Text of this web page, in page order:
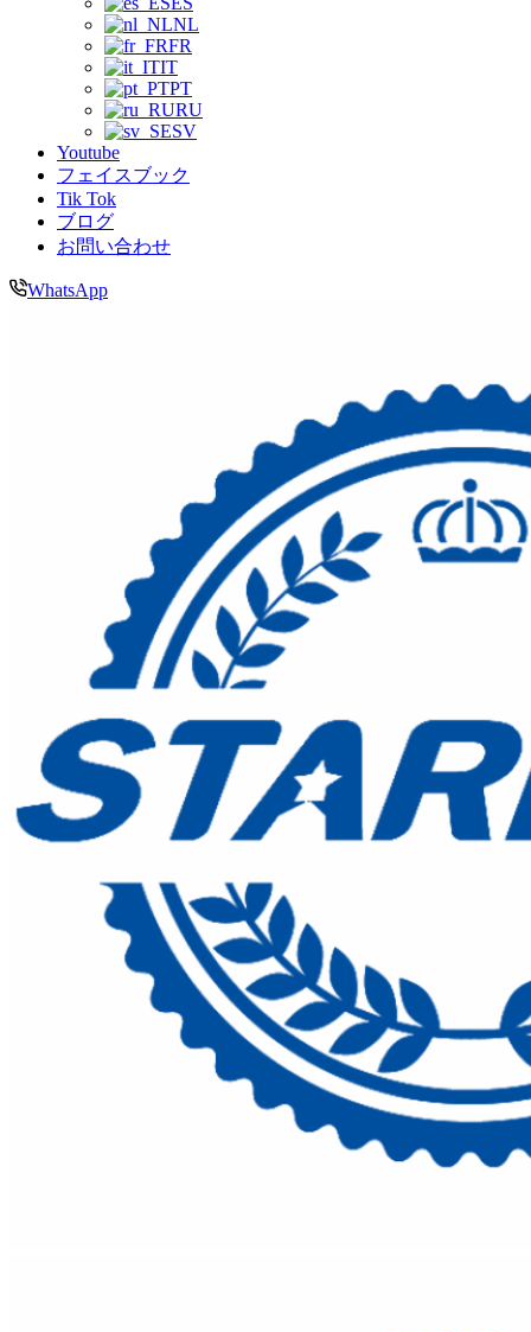
NL
FR
IT
PT
RU
SV
Youtube
フェイスブック
Tik Tok
ブログ
お問い合わせ
WhatsApp